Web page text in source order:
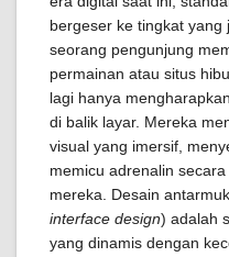
bergeser ke tingkat yang
seorang pengunjung
permainan atau situs
lagi hanya
di balik layar. Mereka
visual yang imersif,
memicu adrenalin
mereka. Desain
interface design) adalah
yang dinamis dengan